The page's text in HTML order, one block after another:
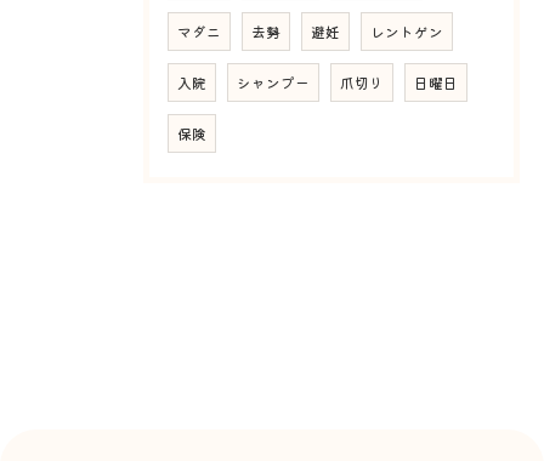
マダニ 去勢 避妊 レントゲン
入院 シャンプー 爪切り 日曜日
保険